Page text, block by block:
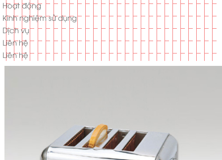
Hoạt động
Kinh nghiệm sử dụng
Dịch vụ
Liên hệ
Liên hệ